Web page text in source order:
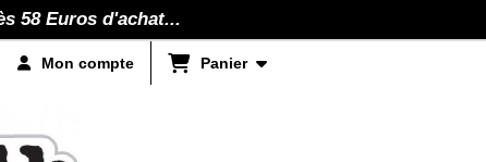
58 Euros d'achat...
Mon compte Panier